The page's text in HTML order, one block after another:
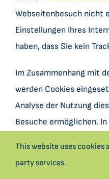
Webseitenbesuch nicht
Einstellungen Ihres
haben, dass Sie kein
Im Zusammenhang mit
werden Cookies
Analyse der Nutzung
Besuche ermöglichen.
Informationen – zu
This website uses cookies
party services.